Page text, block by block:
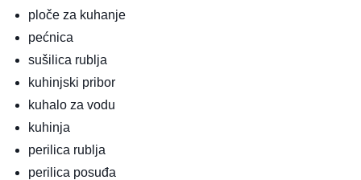
ploče za kuhanje
pećnica
sušilica rublja
kuhinjski pribor
kuhalo za vodu
kuhinja
perilica rublja
perilica posuđa